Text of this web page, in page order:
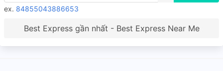
ex. 84855043886653
Best Express gần nhất - Best Express Near Me